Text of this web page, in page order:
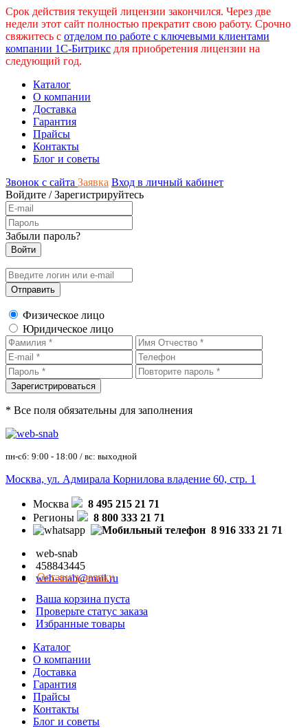
Срок действия текущей лицензии закончился. Через две
недели этот сайт полностью прекратит свою работу. Срочно
свяжитесь с отделом по работе с ключевыми клиентами
компании 1С-Битрикс для приобретения лицензии на
следующий год.
Каталог
О компании
Доставка
Гарантия
Прайсы
Контакты
Блог и советы
Звонок с сайта Заявка Вход в личный кабинет
Войдите /Зарегистрируйтесь
Забыли пароль?
Физическое лицо
Юридическое лицо
* Все поля обязательны для заполнения
пн-сб: 9:00 - 18:00 / вс: выходной
Москва, ул. Адмирала Корнилова владение 60, стр. 1
Москва
8 495 215 21 71
Регионы
8 800 333 21 71
8 916 333 21 71
web-snab
458843445
web-snab@mail.ru
Оставить заявку
Ваша корзина пуста
Проверьте статус заказа
Избранные товары
Каталог
О компании
Доставка
Гарантия
Прайсы
Контакты
Блог и советы